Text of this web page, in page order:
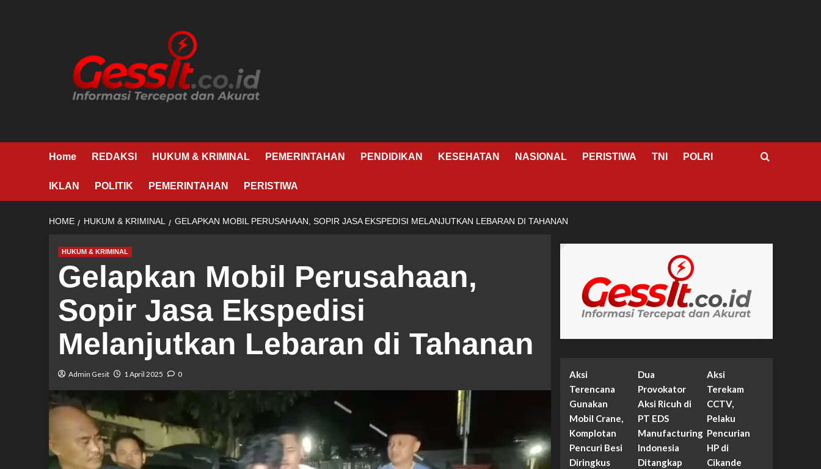
Home REDAKSI HUKUM & KRIMINAL PEMERINTAHAN PENDIDIKAN KESEHATAN NASIONAL PERISTIWA TNI POLRI
IKLAN POLITIK PEMERINTAHAN PERISTIWA
HOME HUKUM & KRIMINAL GELAPKAN MOBIL PERUSAHAAN, SOPIR JASA EKSPEDISI MELANJUTKAN LEBARAN DI TAHANAN
HUKUM & KRIMINAL
Gelapkan Mobil Perusahaan,
Sopir Jasa Ekspedisi
Melanjutkan Lebaran di Tahanan
Admin Gesit 1 April 2025 0
Aksi
Terencana
Gunakan
Mobil Crane,
Komplotan
Pencuri Besi
Diringkus
Dua
Provokator
Aksi Ricuh di
PT EDS
Manufacturing
Indonesia
Ditangkap
Aksi
Terekam
CCTV,
Pelaku
Pencurian
HP di
Cikande